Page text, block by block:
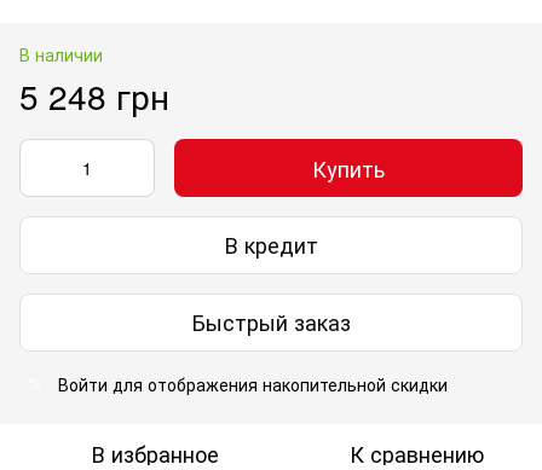
В наличии
5 248 грн
Купить
В кредит
Быстрый заказ
Войти для отображения накопительной скидки
В избранное К сравнению